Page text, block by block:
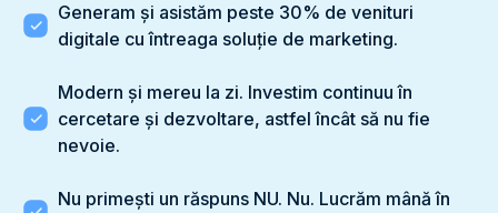
Generam și asistăm peste 30% de venituri
digitale cu întreaga soluție de marketing.
Modern și mereu la zi. Investim continuu în
cercetare și dezvoltare, astfel încât să nu fie
nevoie.
Nu primești un răspuns NU. Nu. Lucrăm mână în